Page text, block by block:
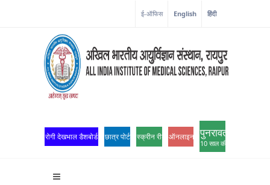
ई-ऑफिस English हिंदी
रोगी देखभाल डैशबोर्ड छात्र पोर्टल स्क्रीन रीडर एक्सेसऑनलाइन ओपीडी पंजीकरण
पुनरावर्तन
10 साल की उत्कृष्टता